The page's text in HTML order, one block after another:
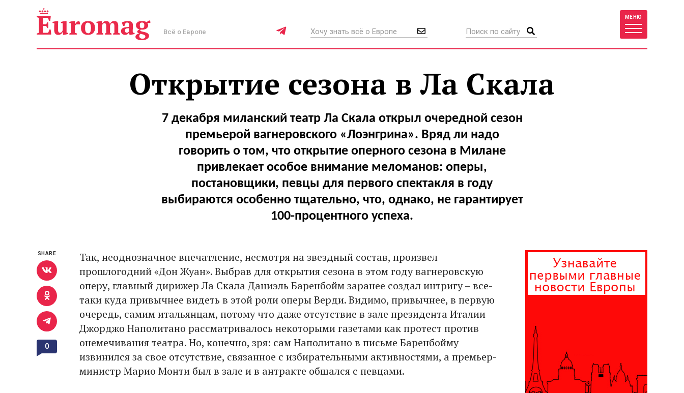
Всё о Европе
МЕНЮ
Открытие сезона в Ла Скала
7 декабря миланский театр Ла Скала открыл очередной сезон
премьерой вагнеровского «Лоэнгрина». Вряд ли надо
говорить о том, что открытие оперного сезона в Милане
привлекает особое внимание меломанов: оперы,
постановщики, певцы для первого спектакля в году
выбираются особенно тщательно, что, однако, не гарантирует
100-процентного успеха.
Так, неоднозначное впечатление, несмотря на звездный состав, произвел
прошлогодний «Дон Жуан». Выбрав для открытия сезона в этом году вагнеровскую
оперу, главный дирижер Ла Скала Даниэль Баренбойм заранее создал интригу – все-
таки куда привычнее видеть в этой роли оперы Верди. Видимо, привычнее, в первую
очередь, самим итальянцам, потому что даже отсутствие в зале президента Италии
Джорджо Наполитано рассматривалось некоторыми газетами как протест против
онемечивания театра. Но, конечно, зря: сам Наполитано в письме Баренбойму
извинился за свое отсутствие, связанное с избирательными активностями, а премьер-
министр Марио Монти был в зале и в антракте общался с певцами.
SHARE
0